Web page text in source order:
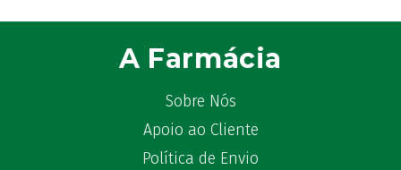
A Farmácia
Sobre Nós
Apoio ao Cliente
Política de Envio